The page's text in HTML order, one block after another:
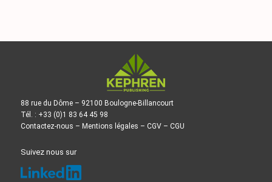
88 rue du Dôme – 92100 Boulogne-Billancourt
Tél. : +33 (0)1 83 64 45 98
Contactez-nous – Mentions légales – CGV– CGU
Suivez nous sur